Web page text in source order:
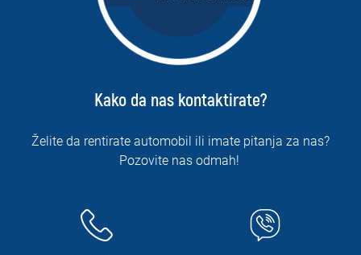
Kako da nas kontaktirate?
Želite da rentirate automobil ili imate pitanja za nas?
Pozovite nas odmah!